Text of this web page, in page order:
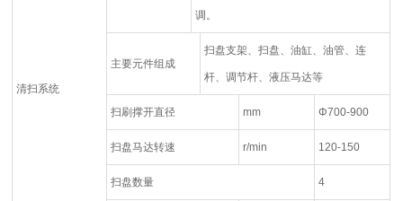
清扫系统
调。
主要元件组成
扫盘支架、扫盘、油缸、油管、连
杆、调节杆、液压马达等
扫刷撑开直径 mm Φ700-900
扫盘马达转速 r/min 120-150
扫盘数量 4